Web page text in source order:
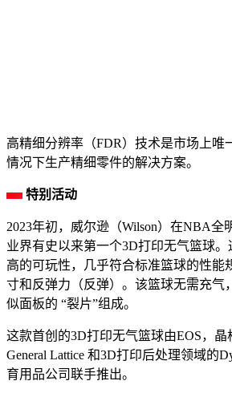
高精细分辨率（FDR）技术是市场上唯
情况下生产精细零件的解决方案。
特别活动
2023年初，威尔逊（Wilson）在NBA全
业界有史以来第一个3D打印无气篮球
高的可玩性，几乎符合标准篮球的性能
寸和反弹力（反弹）。该篮球无需充气
似面板的 “裂片”组成。
这款首创的3D打印无气篮球由EOS，
General Lattice 和3D打印后处理领域的
育用品公司联手推出。